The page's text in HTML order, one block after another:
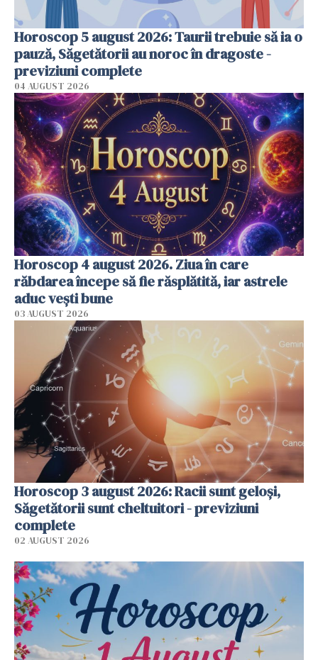
Horoscop 5 august 2026: Taurii trebuie să ia o
pauză, Săgetătorii au noroc în dragoste -
previziuni complete
04 AUGUST 2026
Horoscop 4 august 2026. Ziua în care
răbdarea începe să fie răsplătită, iar astrele
aduc vești bune
03 AUGUST 2026
Horoscop 3 august 2026: Racii sunt geloși,
Săgetătorii sunt cheltuitori - previziuni
complete
02 AUGUST 2026